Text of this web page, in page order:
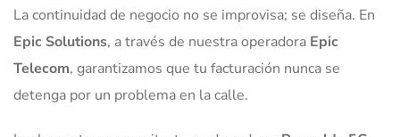
La continuidad de negocio no se improvisa; se diseña. En
Epic Solutions, a través de nuestra operadora Epic
Telecom, garantizamos que tu facturación nunca se
detenga por un problema en la calle.